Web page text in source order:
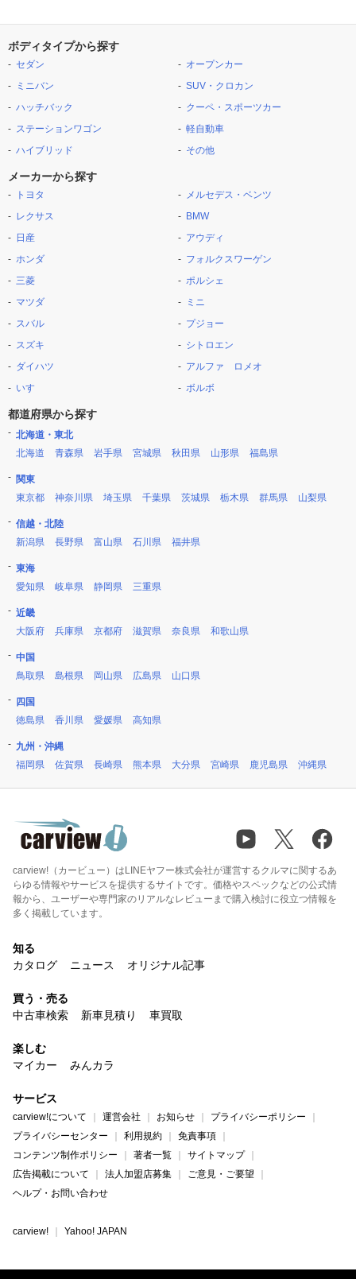
ボディタイプから探す
セダン
ミニバン
ハッチバック
ステーションワゴン
ハイブリッド
オープンカー
SUV・クロカン
クーペ・スポーツカー
軽自動車
その他
メーカーから探す
トヨタ
レクサス
日産
ホンダ
三菱
マツダ
スバル
スズキ
ダイハツ
いすゞ
メルセデス・ベンツ
BMW
アウディ
フォルクスワーゲン
ポルシェ
ミニ
プジョー
シトロエン
アルファ ロメオ
ボルボ
都道府県から探す
北海道・東北
北海道
青森県 岩手県 宮城県 秋田県 山形県 福島県
関東
東京都
神奈川県 埼玉県 千葉県 茨城県 栃木県 群馬県 山梨県
信越・北陸
新潟県
長野県 富山県 石川県 福井県
東海
愛知県
岐阜県 静岡県 三重県
近畿
大阪府
兵庫県 京都府 滋賀県 奈良県 和歌山県
中国
鳥取県
島根県 岡山県 広島県 山口県
四国
徳島県
香川県 愛媛県 高知県
九州・沖縄
福岡県
佐賀県 長崎県 熊本県 大分県 宮崎県 鹿児島県 沖縄県
carview!（カービュー）はLINEヤフー株式会社が運営するクルマに関するあ
らゆる情報やサービスを提供するサイトです。価格やスペックなどの公式情
報から、ユーザーや専門家のリアルなレビューまで購入検討に役立つ情報を
多く掲載しています。
知る
カタログ
ニュース オリジナル記事
買う・売る
中古車検索
新車見積り 車買取
楽しむ
マイカー
みんカラ
サービス
carview!について 運営会社 お知らせ
プライバシーポリシー
プライバシーセンター
利用規約
免責事項
コンテンツ制作ポリシー
著者一覧
サイトマップ
広告掲載について
法人加盟店募集
ご意見・ご要望
ヘルプ・お問い合わせ
carview! Yahoo! JAPAN